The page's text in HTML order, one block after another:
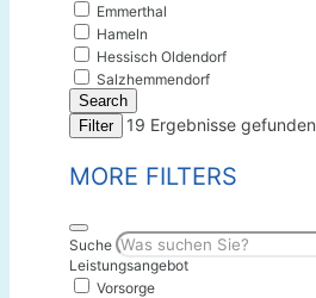
Emmerthal
Hameln
Hessisch Oldendorf
Salzhemmendorf
Search
Filter
19 Ergebnisse gefunden
MORE FILTERS
Suche
Leistungsangebot
Vorsorge